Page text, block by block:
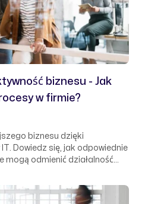
biznesu - Jak
w firmie?
biznesu dzięki
Dowiedz się, jak odpowiednie
mogą odmienić działalność
zasobami. Nie pozwól, aby
– odkryj, jak zautomatyzować